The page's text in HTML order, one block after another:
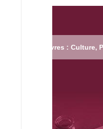
Livres : Culture,